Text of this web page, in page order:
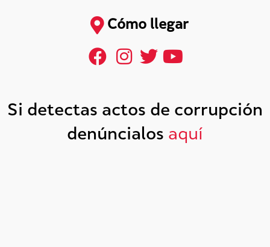
Cómo llegar
Si detectas actos de corrupción
denúncialos aquí